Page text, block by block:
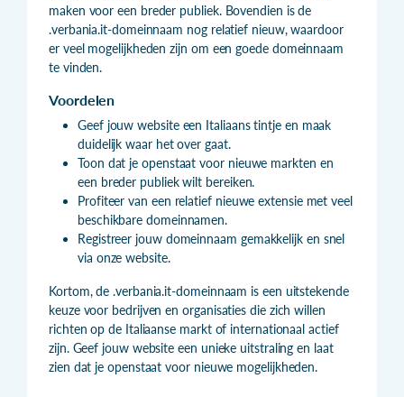
maken voor een breder publiek. Bovendien is de
.verbania.it-domeinnaam nog relatief nieuw, waardoor
er veel mogelijkheden zijn om een goede domeinnaam
te vinden.
Voordelen
Geef jouw website een Italiaans tintje en maak
duidelijk waar het over gaat.
Toon dat je openstaat voor nieuwe markten en
een breder publiek wilt bereiken.
Profiteer van een relatief nieuwe extensie met veel
beschikbare domeinnamen.
Registreer jouw domeinnaam gemakkelijk en snel
via onze website.
Kortom, de .verbania.it-domeinnaam is een uitstekende
keuze voor bedrijven en organisaties die zich willen
richten op de Italiaanse markt of internationaal actief
zijn. Geef jouw website een unieke uitstraling en laat
zien dat je openstaat voor nieuwe mogelijkheden.